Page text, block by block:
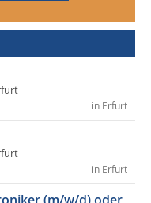
in Erfurt
in Erfurt